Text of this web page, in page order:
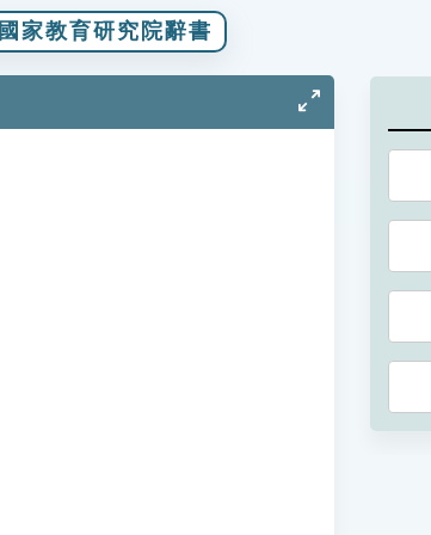
國家教育研究院辭書